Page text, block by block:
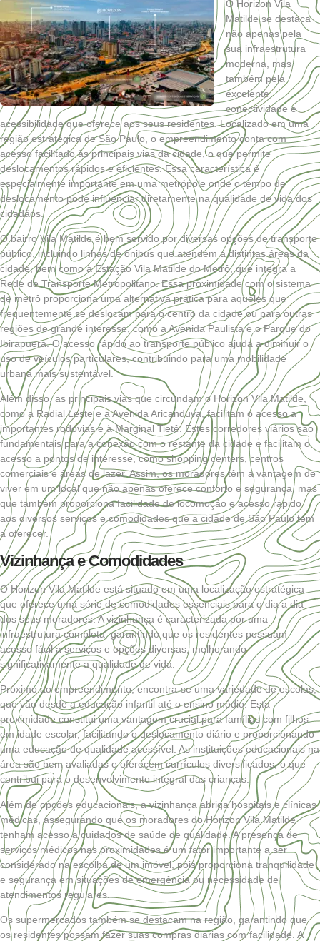
O Horizon Vila
Matilde se destaca
não apenas pela
sua infraestrutura
moderna, mas
também pela
excelente
conectividade e
acessibilidade que oferece aos seus residentes. Localizado em uma
região estratégica de São Paulo, o empreendimento conta com
acesso facilitado às principais vias da cidade, o que permite
deslocamentos rápidos e eficientes. Essa característica é
especialmente importante em uma metrópole onde o tempo de
deslocamento pode influenciar diretamente na qualidade de vida dos
cidadãos.
O bairro Vila Matilde é bem servido por diversas opções de transporte
público, incluindo linhas de ônibus que atendem a distintas áreas da
cidade, bem como a Estação Vila Matilde do Metrô, que integra a
Rede de Transporte Metropolitano. Essa proximidade com o sistema
de metrô proporciona uma alternativa prática para aqueles que
frequentemente se deslocam para o centro da cidade ou para outras
regiões de grande interesse, como a Avenida Paulista e o Parque do
Ibirapuera. O acesso rápido ao transporte público ajuda a diminuir o
uso de veículos particulares, contribuindo para uma mobilidade
urbana mais sustentável.
Além disso, as principais vias que circundam o Horizon Vila Matilde,
como a Radial Leste e a Avenida Aricanduva, facilitam o acesso a
importantes rodovias e à Marginal Tietê. Estes corredores viários são
fundamentais para a conexão com o restante da cidade e facilitam o
acesso a pontos de interesse, como shopping centers, centros
comerciais e áreas de lazer. Assim, os moradores têm a vantagem de
viver em um local que não apenas oferece conforto e segurança, mas
que também proporciona facilidade de locomoção e acesso rápido
aos diversos serviços e comodidades que a cidade de São Paulo tem
a oferecer.
Vizinhança e Comodidades
O Horizon Vila Matilde está situado em uma localização estratégica
que oferece uma série de comodidades essenciais para o dia a dia
dos seus moradores. A vizinhança é caracterizada por uma
infraestrutura completa, garantindo que os residentes possuam
acesso fácil a serviços e opções diversas, melhorando
significativamente a qualidade de vida.
Próximo ao empreendimento, encontra-se uma variedade de escolas,
que vão desde a educação infantil até o ensino médio. Esta
proximidade constitui uma vantagem crucial para famílias com filhos
em idade escolar, facilitando o deslocamento diário e proporcionando
uma educação de qualidade acessível. As instituições educacionais na
área são bem avaliadas e oferecem currículos diversificados, o que
contribui para o desenvolvimento integral das crianças.
Além de opções educacionais, a vizinhança abriga hospitais e clínicas
médicas, assegurando que os moradores do Horizon Vila Matilde
tenham acesso a cuidados de saúde de qualidade. A presença de
serviços médicos nas proximidades é um fator importante a ser
considerado na escolha de um imóvel, pois proporciona tranquilidade
e segurança em situações de emergência ou necessidade de
atendimentos regulares.
Os supermercados também se destacam na região, garantindo que
os residentes possam fazer suas compras diárias com facilidade. A